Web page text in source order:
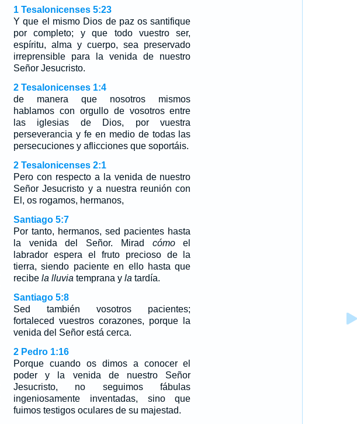
1 Tesalonicenses 5:23
Y que el mismo Dios de paz os santifique
por completo; y que todo vuestro ser,
espíritu, alma y cuerpo, sea preservado
irreprensible para la venida de nuestro
Señor Jesucristo.
2 Tesalonicenses 1:4
de manera que nosotros mismos
hablamos con orgullo de vosotros entre
las iglesias de Dios, por vuestra
perseverancia y fe en medio de todas las
persecuciones y aflicciones que soportáis.
2 Tesalonicenses 2:1
Pero con respecto a la venida de nuestro
Señor Jesucristo y a nuestra reunión con
El, os rogamos, hermanos,
Santiago 5:7
Por tanto, hermanos, sed pacientes hasta
la venida del Señor. Mirad cómoel
labrador espera el fruto precioso de la
tierra, siendo paciente en ello hasta que
recibe la lluvia temprana y la tardía.
Santiago 5:8
Sed también vosotros pacientes;
fortaleced vuestros corazones, porque la
venida del Señor está cerca.
2 Pedro 1:16
Porque cuando os dimos a conocer el
poder y la venida de nuestro Señor
Jesucristo, no seguimos fábulas
ingeniosamente inventadas, sino que
fuimos testigos oculares de su majestad.